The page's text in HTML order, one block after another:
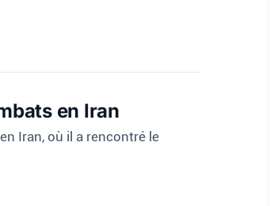
en Iran
Iran, où il a rencontré le